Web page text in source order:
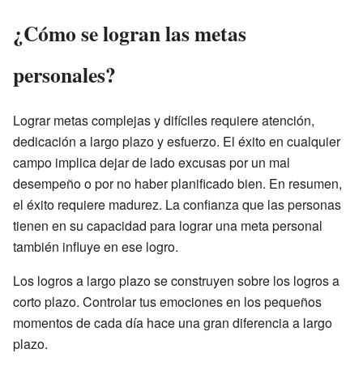
¿Cómo se logran las metas
personales?
Lograr metas complejas y difíciles requiere atención,
dedicación a largo plazo y esfuerzo. El éxito en cualquier
campo implica dejar de lado excusas por un mal
desempeño o por no haber planificado bien. En resumen,
el éxito requiere madurez. La confianza que las personas
tienen en su capacidad para lograr una meta personal
también influye en ese logro.
Los logros a largo plazo se construyen sobre los logros a
corto plazo. Controlar tus emociones en los pequeños
momentos de cada día hace una gran diferencia a largo
plazo.